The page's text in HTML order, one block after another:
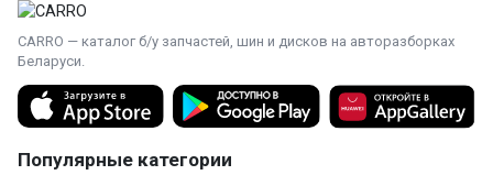
CARRO — каталог б/у запчастей, шин и дисков на авторазборках
Беларуси.
Популярные категории